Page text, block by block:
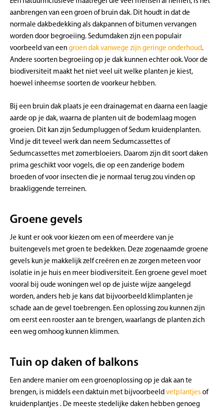
aanbrengen van een groen of bruin dak. Dit houdt in dat de
normale dakbedekking als dakpannen of bitumen vervangen
worden door begroeiing. Sedumdaken zijn een populair
voorbeeld van eengroen dak vanwege zijn geringe onderhoud.
Andere soorten begroeiing op je dak kunnen echter ook. Voor de
biodiversiteit maakt het niet veel uit welke planten je kiest,
hoewel inheemse soorten de voorkeur hebben.
Bij een bruin dak plaats je een drainagemat en daarna een laagje
aarde op je dak, waarna de planten uit de bodemlaag mogen
groeien. Dit kan zijn Sedumpluggen of Sedum kruidenplanten.
Vind je dit teveel werk dan neem Sedumcassettes of
Sedumcassettes met zomerbloeiers. Daarom zijn dit soort daken
prima geschikt voor vogels, die op een zanderige bodem
broeden of voor insecten die je normaal terug zou vinden op
braakliggende terreinen.
Groene gevels
Je kunt er ook voor kiezen om een of meerdere van je
buitengevels met groen te bedekken. Deze zogenaamde groene
gevels kun je makkelijk zelf creëren en ze zorgen meteen voor
isolatie in je huis en meer biodiversiteit. Een groene gevel moet
vooral bij oude woningen wel op de juiste wijze aangelegd
worden, anders heb je kans dat bijvoorbeeld klimplanten je
schade aan de gevel toebrengen. Een oplossing zou kunnen zijn
om eerst een rooster aan te brengen, waarlangs de planten zich
een weg omhoog kunnen klimmen.
Tuin op daken of balkons
Een andere manier om een groenoplossing op je dak aan te
brengen, is middels een daktuin met bijvoorbeeldvetplantjesof
kruidenplantjes . De meeste stedelijke daken hebben genoeg